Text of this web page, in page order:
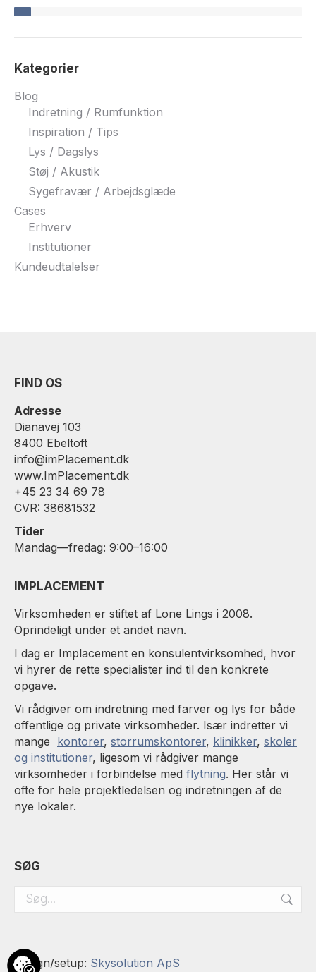
Kategorier
Blog
Indretning / Rumfunktion
Inspiration / Tips
Lys / Dagslys
Støj / Akustik
Sygefravær / Arbejdsglæde
Cases
Erhverv
Institutioner
Kundeudtalelser
FIND OS
Adresse
Dianavej 103
8400 Ebeltoft
info@imPlacement.dk
www.ImPlacement.dk
+45 23 34 69 78
CVR: 38681532
Tider
Mandag—fredag: 9:00–16:00
IMPLACEMENT
Virksomheden er stiftet af Lone Lings i 2008.
Oprindeligt under et andet navn.
I dag er Implacement en konsulentvirksomhed, hvor
vi hyrer de rette specialister ind til den konkrete
opgave.
Vi rådgiver om indretning med farver og lys for både
offentlige og private virksomheder. Især indretter vi
mange kontorer, storrumskontorer, klinikker, skoler
og institutioner, ligesom vi rådgiver mange
virksomheder i forbindelse med flytning. Her står vi
ofte for hele projektledelsen og indretningen af de
nye lokaler.
SØG
Search:
Design/setup: Skysolution ApS